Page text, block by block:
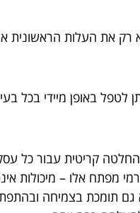
את העלות הראשונית
לטפל באופן מיידי בכל
קריטית עבור כל
מפתח אלו – מיכולות
גם תומכת בצמיחה